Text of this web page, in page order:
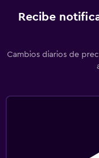
Recibe
Cambios diarios de